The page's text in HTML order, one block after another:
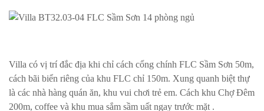
Villa có vị trí đắc địa khi chỉ cách cổng chính FLC Sầm Sơn 50m,
cách bãi biển riêng của khu FLC chỉ 150m. Xung quanh biệt thự
là các nhà hàng quán ăn, khu vui chơi trẻ em. Cách khu Chợ Đêm
200m, coffee và khu mua sắm sầm uất ngay trước mặt .